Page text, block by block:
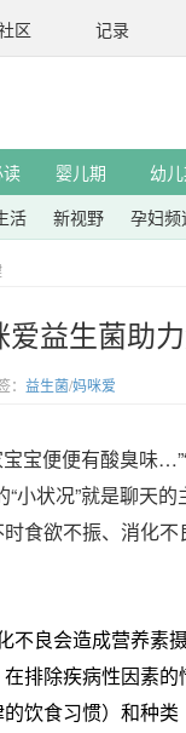
区 记录
婴儿期
幼
活 新视野 孕妇频
益生菌助
益生菌/妈咪爱
宝便便有酸臭味
小状况”就是聊天
食欲不振、消化
不良会造成营养素
排除疾病性因素
饮食习惯）和种